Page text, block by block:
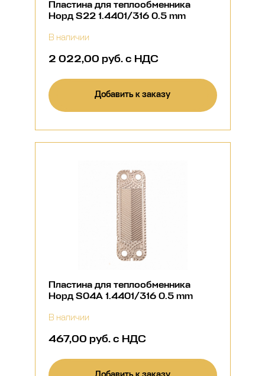
Пластина для теплообменника
Норд S22 1.4401/316 0.5 mm
В наличии
2 022,00 руб. с НДС
Добавить к заказу
Пластина для теплообменника
Норд S04A 1.4401/316 0.5 mm
В наличии
467,00 руб. с НДС